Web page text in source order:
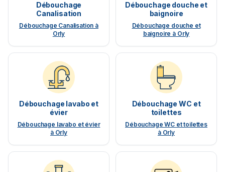
Débouchage
Canalisation
Débouchage Canalisation à
Orly
Débouchage douche et
baignoire
Débouchage douche et
baignoire à Orly
Débouchage lavabo et
évier
Débouchage lavabo et évier
à Orly
Débouchage WC et
toilettes
Débouchage WC et toilettes
à Orly